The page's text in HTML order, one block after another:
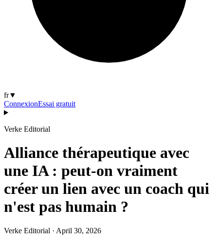
fr▼
ConnexionEssai gratuit
Verke Editorial
Alliance thérapeutique avec
une IA : peut-on vraiment
créer un lien avec un coach qui
n'est pas humain ?
Verke Editorial · April 30, 2026